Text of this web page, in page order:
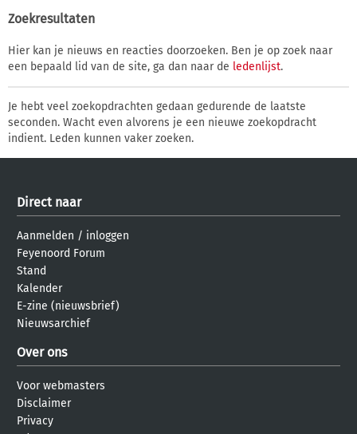
Zoekresultaten
Hier kan je nieuws en reacties doorzoeken. Ben je op zoek naar
een bepaald lid van de site, ga dan naar de ledenlijst.
Je hebt veel zoekopdrachten gedaan gedurende de laatste
seconden. Wacht even alvorens je een nieuwe zoekopdracht
indient. Leden kunnen vaker zoeken.
Direct naar
Aanmelden / inloggen
Feyenoord Forum
Stand
Kalender
E-zine (nieuwsbrief)
Nieuwsarchief
Over ons
Voor webmasters
Disclaimer
Privacy